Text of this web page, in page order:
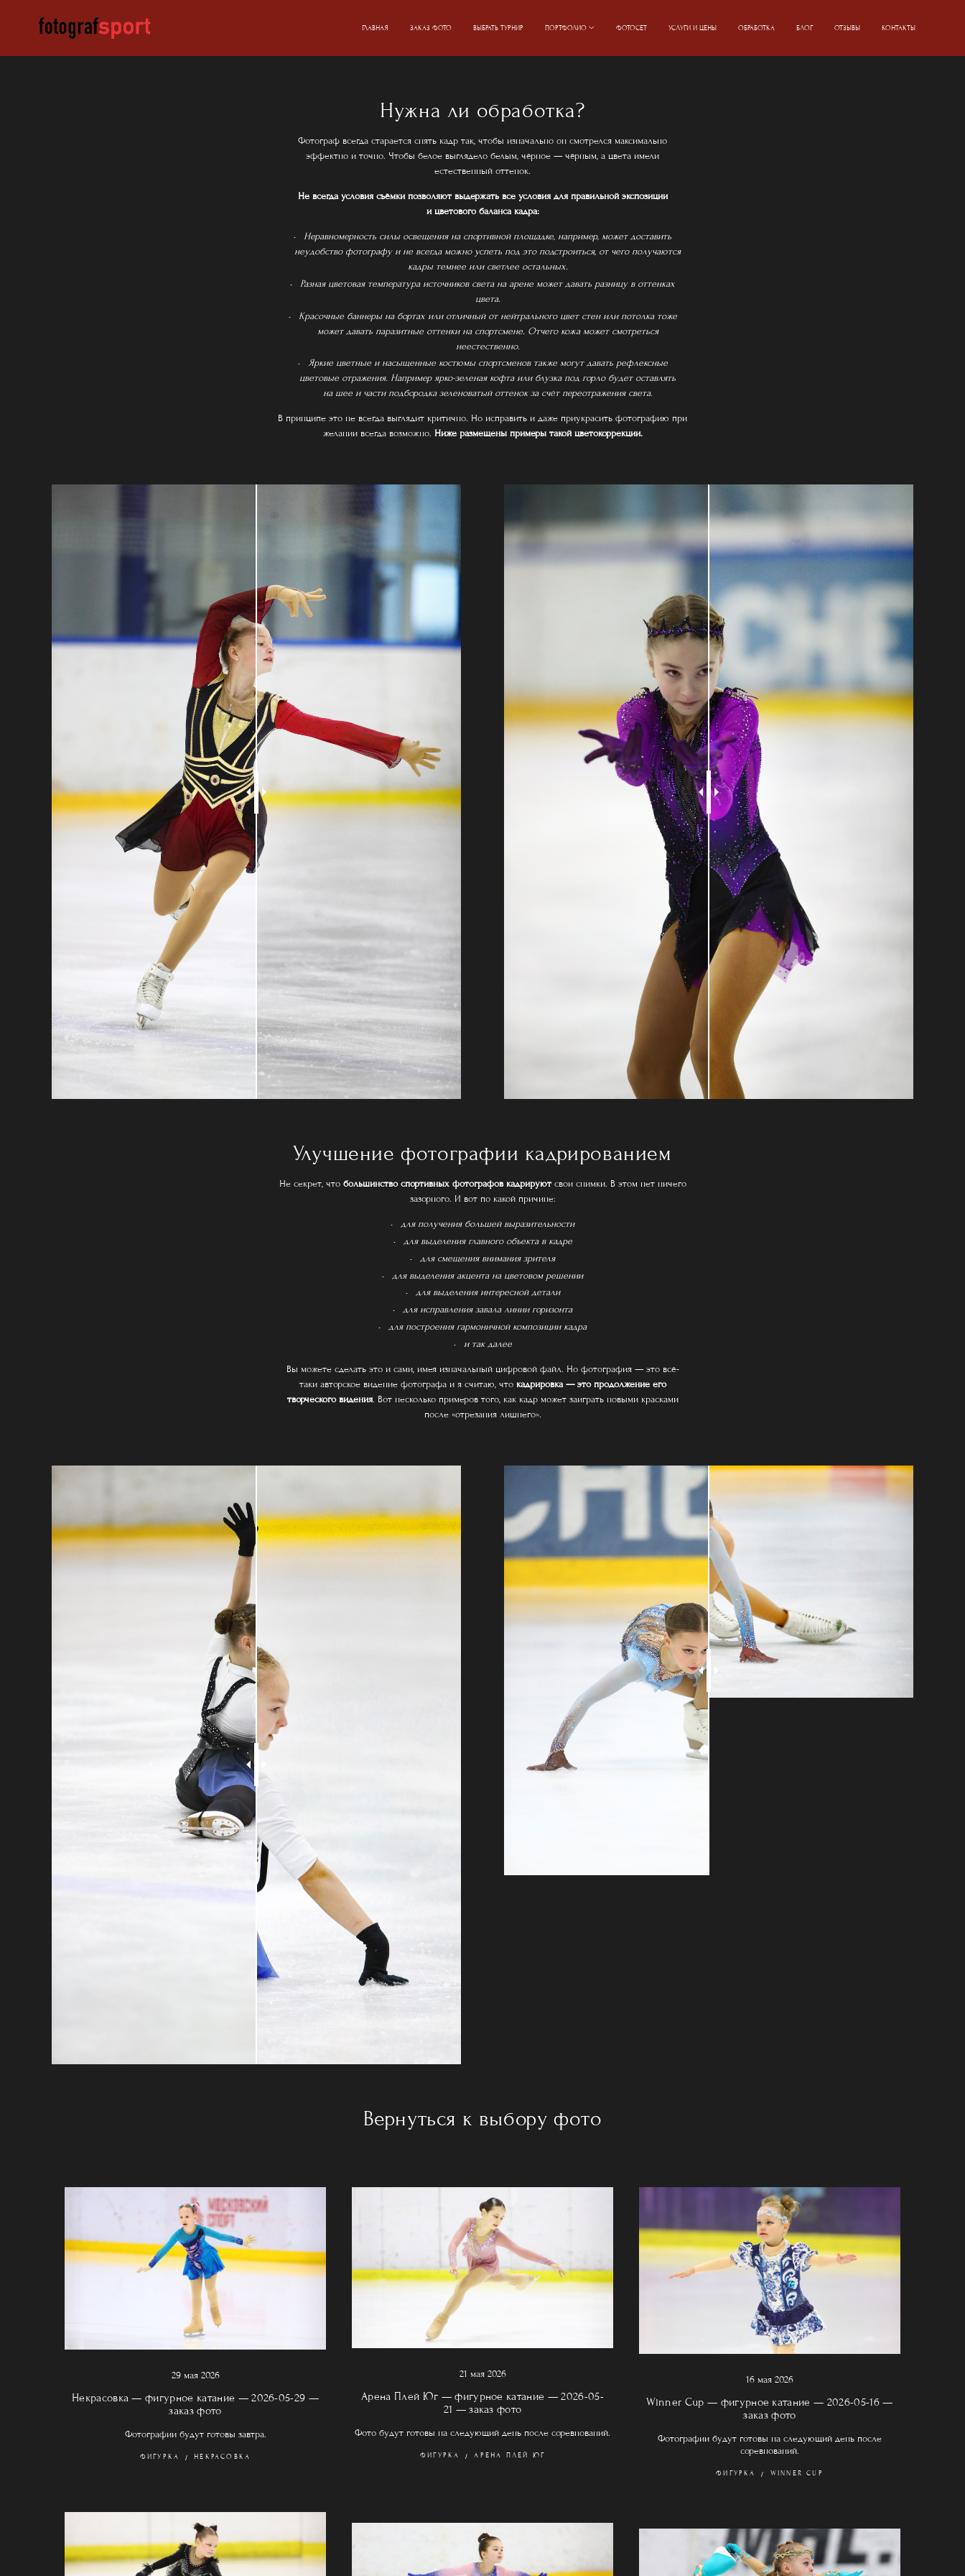
ГЛАВНАЯ ЗАКАЗ ФОТО ВЫБРАТЬ ТУРНИР ПОРТФОЛИО ФОТОСЕТ УСЛУГИ И ЦЕНЫ ОБРАБОТКА БЛОГ ОТЗЫВЫ КОНТАКТЫ
Нужна ли обработка?
Фотограф всегда старается снять кадр так, чтобы изначально он смотрелся максимально
эффектно и точно. Чтобы белое выглядело белым, чёрное — чёрным, а цвета имели
естественный оттенок.
Не всегда условия съёмки позволяют выдержать все условия для правильной экспозиции
и цветового баланса кадра:
Неравномерность силы освещения на спортивной площадке, например, может доставить
неудобство фотографу и не всегда можно успеть под это подстроиться, от чего получаются
кадры темнее или светлее остальных.
Разная цветовая температура источников света на арене может давать разницу в оттенках
цвета.
Красочные баннеры на бортах или отличный от нейтрального цвет стен или потолка тоже
может давать паразитные оттенки на спортсмене. Отчего кожа может смотреться
неестественно.
Яркие цветные и насыщенные костюмы спортсменов также могут давать рефлексные
цветовые отражения. Например ярко-зеленая кофта или блузка под горло будет оставлять
на шее и части подбородка зеленоватый оттенок за счёт переотражения света.
В принципе это не всегда выглядит критично. Но исправить и даже приукрасить фотографию при
желании всегда возможно. Ниже размещены примеры такой цветокоррекции.
Улучшение фотографии кадрированием
Не секрет, что большинство спортивных фотографов кадрируютсвои снимки. В этом нет ничего
зазорного. И вот по какой причине:
для получения большей выразительности
для выделения главного объекта в кадре
для смещения внимания зрителя
для выделения акцента на цветовом решении
для выделения интересной детали
для исправления завала линии горизонта
для построения гармоничной композиции кадра
и так далее
Вы можете сделать это и сами, имея изначальный цифровой файл. Но фотография — это всё-
таки авторское видение фотографа и я считаю, что кадрировка — это продолжение его
творческого видения. Вот несколько примеров того, как кадр может заиграть новыми красками
после «отрезания лишнего».
Вернуться к выбору фото
29 мая 2026
Некрасовка — фигурное катание — 2026-05-29 —
заказ фото
Фотографии будут готовы завтра.
ФИГУРКА НЕКРАСОВКА
21 мая 2026
Арена Плей Юг — фигурное катание — 2026-05-
21 — заказ фото
Фото будут готовы на следующий день после соревнований.
ФИГУРКА АРЕНА ПЛЕЙ ЮГ
16 мая 2026
Winner Cup — фигурное катание — 2026-05-16 —
заказ фото
Фотографии будут готовы на следующий день после
соревнований.
ФИГУРКА WINNER CUP